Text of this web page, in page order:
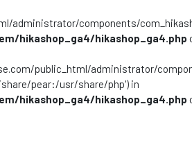
administrator/components/
hikashop_ga4/hikashop_ga4.php
public_html/administrator/
pear:/usr/share/php') in
hikashop_ga4/hikashop_ga4.php